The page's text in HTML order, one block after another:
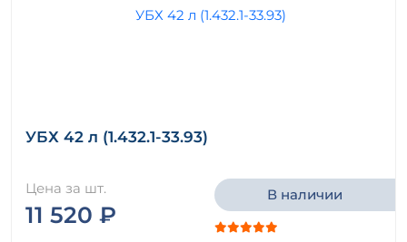
УБХ 42 л (1.432.1-33.93)
Цена за шт.
11 520 ₽
В наличии